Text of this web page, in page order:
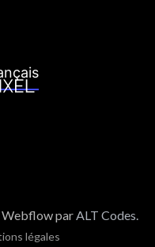
Webflow parALT Codes.
légales